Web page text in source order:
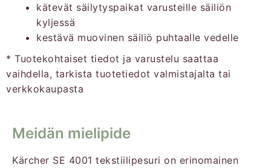
kätevät säilytyspaikat varusteille säiliön
kyljessä
kestävä muovinen säiliö puhtaalle vedelle
* Tuotekohtaiset tiedot ja varustelu saattaa
vaihdella, tarkista tuotetiedot valmistajalta tai
verkkokaupasta
Meidän mielipide
Kärcher SE 4001 tekstiilipesuri on erinomainen